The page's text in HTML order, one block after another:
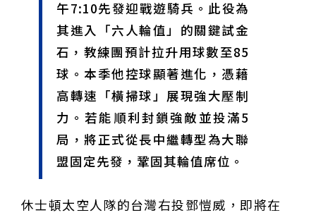
造訪大安高工 體驗端午文化與前瞻工業實作
迎端午、抗酷暑！臺中盛夏水域系列活動本周六起兩地
尖兵用藝術「說」出千年風俗
20年淬鍊！貓空纜車運量突破4,000萬人次 「天空綠
洲」成國際打卡新地標
熊鷹羽毛與保育的兩難！金甌女中師生齊聚《飛吧！熊
鷹》特映會 深化原民文化與生態永續教育
29件神級作品齊聚葫蘆墩！「藝馬登豐」2026台灣工
藝之家聯展震撼登場
跨越百年的生物觀測！科博館、成大《時空丈量師》特
展：讓典藏標本說出氣候變遷真相
睽違七年！精品郵輪「島嶼天空號」首航臺中港 參山處
攜手縣市熱情迎賓
金牌搖籃驚傳「球荒」！江啟臣偕運彩公會挺萬和國
中，捐贈 1800 顆羽球助小將 4 月全中運奪金
台中》15分鐘的診療，13年的堅持！ 中山醫大牙醫系
跨海義診13年
午7:10先發迎戰遊騎兵。此役為
其進入「六人輪值」的關鍵試金
石，教練團預計拉升用球數至85
球。本季他控球顯著進化，憑藉
高轉速「橫掃球」展現強大壓制
力。若能順利封鎖強敵並投滿5
局，將正式從長中繼轉型為大聯
盟固定先發，鞏固其輪值席位。
休士頓太空人隊的台灣右投鄧愷威，即將在